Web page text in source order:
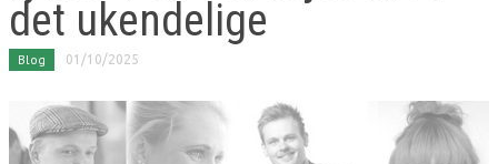
det ukendelige
Blog 01/10/2025